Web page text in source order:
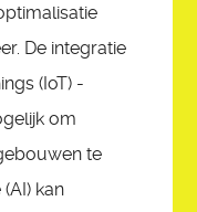
De integratie
(IoT) -
om
te
kan